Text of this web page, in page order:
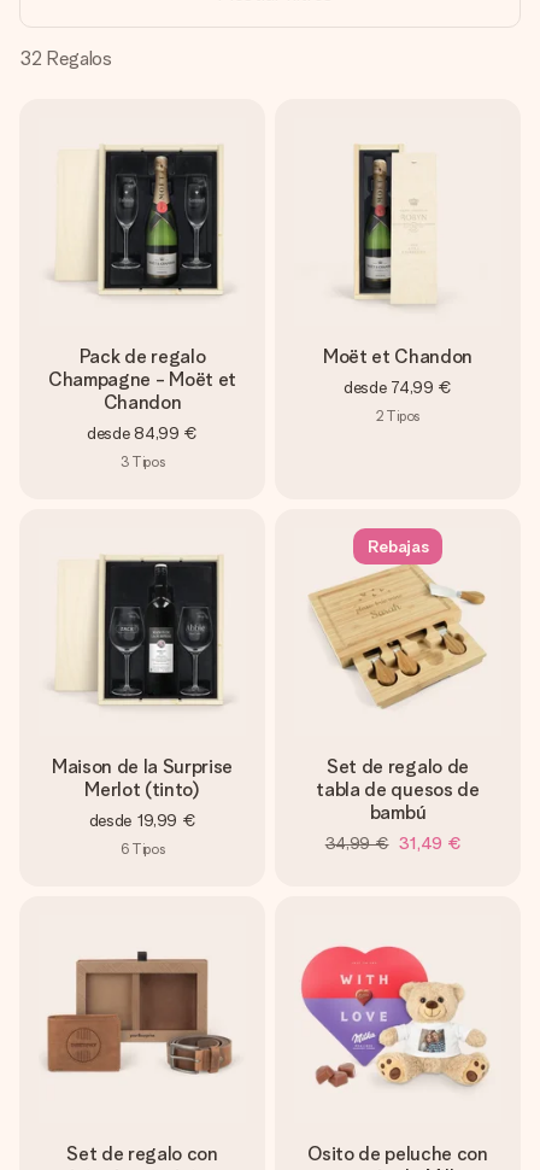
un mensaje que llegue al corazón. Sin complicaciones, solo
todo el amor para el momento.
32 Regalos
Pack de regalo
Champagne - Moët et
Chandon
desde 84,99 €
3 Tipos
Moët et Chandon
desde 74,99 €
2 Tipos
Maison de la Surprise
Merlot (tinto)
desde 19,99 €
6 Tipos
Rebajas
Set de regalo de
tabla de quesos de
bambú
34,99 € 31,49 €
Set de regalo con
Osito de peluche con